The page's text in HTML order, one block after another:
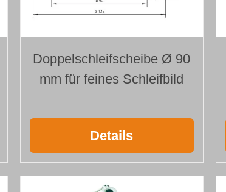
Doppelschleifscheibe Ø 90
mm für feines Schleifbild
Details